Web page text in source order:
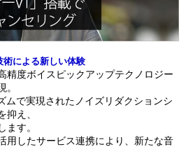
による新しい体験
精度ボイスピックアップテクノロジー
。
ムで実現されたノイズリダクションシ
抑え、
ます。
用したサービス連携により、新たな音